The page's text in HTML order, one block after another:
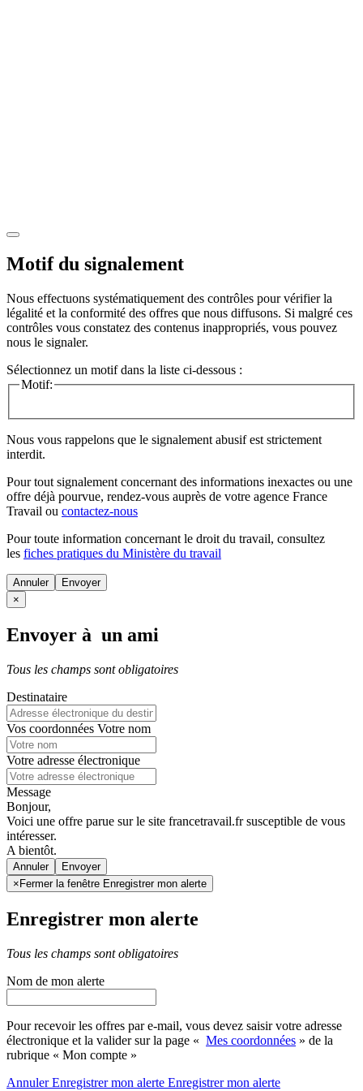
Motif du signalement
Nous effectuons systématiquement des contrôles pour vérifier la
légalité et la conformité des offres que nous diffusons. Si malgré ces
contrôles vous constatez des contenus inappropriés, vous pouvez
nous le signaler.
Sélectionnez un motif dans la liste ci-dessous :
Motif:
Nous vous rappelons que le signalement abusif est strictement
interdit.
Pour tout signalement concernant des informations inexactes ou une
offre déjà pourvue, rendez-vous auprès de votre agence France
Travail ou contactez-nous
Pour toute information concernant le droit du travail, consultez
les fiches pratiques du Ministère du travail
Annuler
×
Envoyer à un ami
Tous les champs sont obligatoires
Destinataire
Vos coordonnées Votre nom
Votre adresse électronique
Message
Bonjour,
Voici une offre parue sur le site francetravail.fr susceptible de vous
intéresser.
A bientôt.
Annuler
× Fermer la fenêtre Enregistrer mon alerte
Enregistrer mon alerte
Tous les champs sont obligatoires
Nom de mon alerte
Pour recevoir les offres par e-mail, vous devez saisir votre adresse
électronique et la valider sur la page « Mes coordonnées » de la
rubrique « Mon compte »
AnnulerEnregistrer mon alerte Enregistrermon alerte